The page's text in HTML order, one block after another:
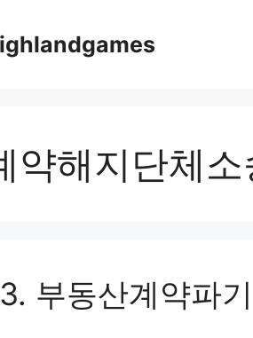
약해지단체소
부동산계약파